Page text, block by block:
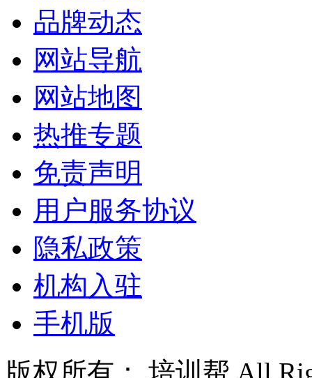
品牌动态
网站导航
网站地图
热推专题
免责声明
用户服务协议
隐私政策
机构入驻
手机版
版权所有： 培训帮 All